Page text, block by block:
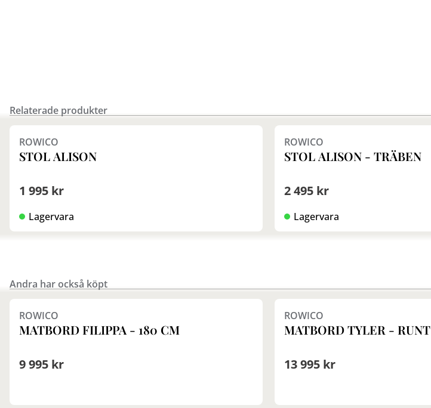
Relaterade produkter Finns i fler val (2)
ROWICO
STOL ALISON
1 995 kr
Lagervara
ROWICO
STOL ALISON - TRÄBEN
2 495 kr
Lagervara
Andra har också köpt Finns i fler val (3)
ROWICO
MATBORD FILIPPA - 180 CM
9 995 kr
ROWICO
MATBORD TYLER - RUNT
13 995 kr